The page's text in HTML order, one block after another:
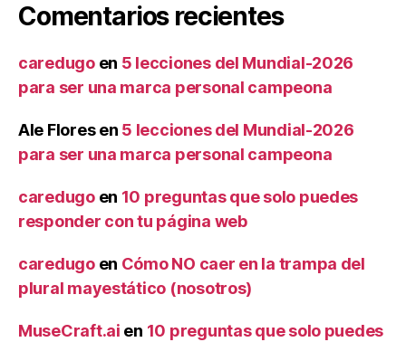
Comentarios recientes
caredugoen 5 lecciones del Mundial-2026
para ser una marca personal campeona
Ale Floresen 5 lecciones del Mundial-2026
para ser una marca personal campeona
caredugoen 10 preguntas que solo puedes
responder con tu página web
caredugoen Cómo NO caer en la trampa del
plural mayestático (nosotros)
MuseCraft.ai en 10 preguntas que solo puedes